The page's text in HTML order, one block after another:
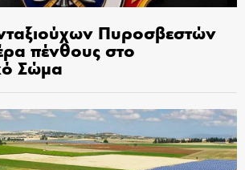
Πυροσβεστών
πένθους στο
Σώμα